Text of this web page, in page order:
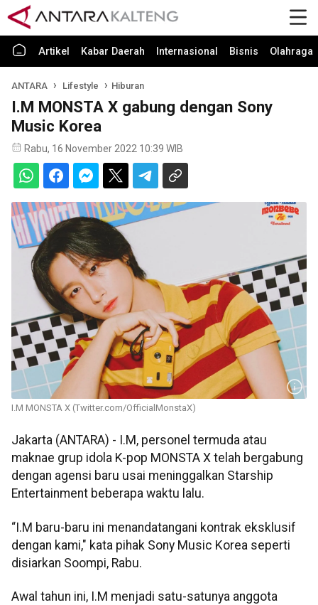
Artikel Kabar Daerah Internasional Bisnis Olahraga
ANTARA Lifestyle Hiburan
I.M MONSTA X gabung dengan Sony
Music Korea
Rabu, 16 November 2022 10:39 WIB
I.M MONSTA X (Twitter.com/OfficialMonstaX)
Jakarta (ANTARA) - I.M, personel termuda atau
maknae grup idola K-pop MONSTA X telah bergabung
dengan agensi baru usai meninggalkan Starship
Entertainment beberapa waktu lalu.
“I.M baru-baru ini menandatangani kontrak eksklusif
dengan kami," kata pihak Sony Music Korea seperti
disiarkan Soompi, Rabu.
Awal tahun ini, I.M menjadi satu-satunya anggota